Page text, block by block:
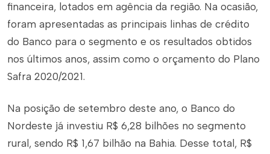
financeira, lotados em agência da região. Na ocasião,
foram apresentadas as principais linhas de crédito
do Banco para o segmento e os resultados obtidos
nos últimos anos, assim como o orçamento do Plano
Safra 2020/2021.
Na posição de setembro deste ano, o Banco do
Nordeste já investiu R$ 6,28 bilhões no segmento
rural, sendo R$ 1,67 bilhão na Bahia. Desse total, R$